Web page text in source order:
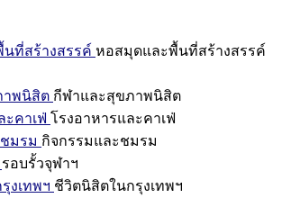
ที่สร้างสรรค์ หอสมุดและพื้นที่สร้างสรรค์
าพนิสิต กีฬาและสุขภาพนิสิต
ะคาเฟ่ โรงอาหารและคาเฟ่
มรม กิจกรรมและชมรม
รอบรั้วจุฬาฯ
งเทพฯ ชีวิตนิสิตในกรุงเทพฯ